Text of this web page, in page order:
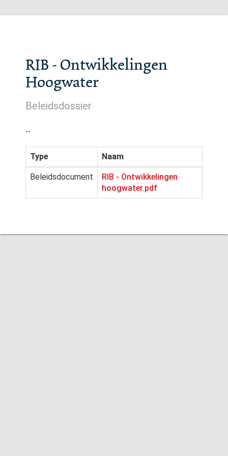
RIB - Ontwikkelingen
Hoogwater
Beleidsdossier
..
Type Naam
Beleidsdocument
RIB - Ontwikkelingen
hoogwater.pdf